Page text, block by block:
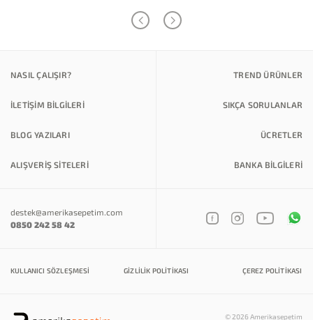
NASIL ÇALIŞIR? TREND ÜRÜNLER
İLETİŞİM BİLGİLERİ SIKÇA SORULANLAR
BLOG YAZILARI ÜCRETLER
ALIŞVERİŞ SİTELERİ BANKA BILGILERI
destek@amerikasepetim.com
0850 242 58 42
KULLANICI SÖZLEŞMESI GIZLILIK POLITIKASI ÇEREZ POLITIKASI
© 2026 Amerikasepetim